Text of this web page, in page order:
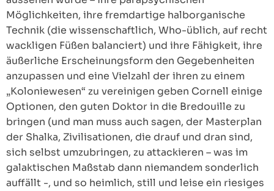
Möglichkeiten, ihre fremdartige halborganische
Technik (die wissenschaftlich, Who-üblich, auf recht
wackligen Füßen balanciert) und ihre Fähigkeit, ihre
äußerliche Erscheinungsform den Gegebenheiten
anzupassen und eine Vielzahl der ihren zu einem
„Koloniewesen“ zu vereinigen geben Cornell einige
Optionen, den guten Doktor in die Bredouille zu
bringen (und man muss auch sagen, der Masterplan
der Shalka, Zivilisationen, die drauf und dran sind,
sich selbst umzubringen, zu attackieren – was im
galaktischen Maßstab dann niemandem sonderlich
auffällt -, und so heimlich, still und leise ein riesiges